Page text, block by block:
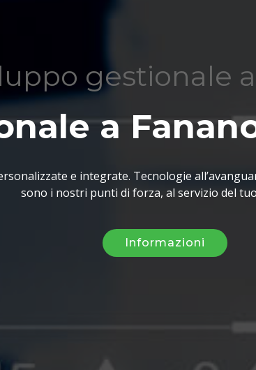
gestionale
a
e integrate. Tecnologie
sono i nostri punti di forza, al servizio del
Informazioni